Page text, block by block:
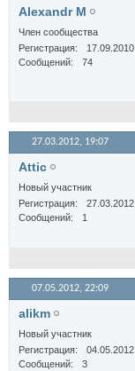
Alexandr M
Член сообщества
Регистрация
17.09.2010
Сообщений
74
27.03.2012, 19:07
Attic
Новый участник
Регистрация
27.03.2012
Сообщений
1
07.05.2012, 22:09
alikm
Новый участник
Регистрация
04.05.2012
Сообщений
3